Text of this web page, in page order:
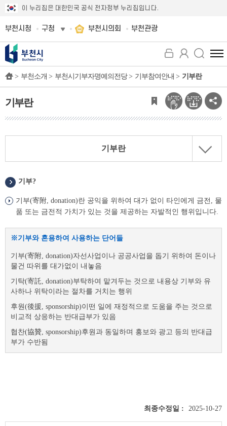
이 누리집은 대한민국 공식 전자정부 누리집입니다.
부천시청 구청 부천시의회 부천관광
전
체
뉴
보
기
> 부천소개 > 부천시기부자명예의전당 > 기부참여안내 > 기부란
기부란
기부란
기부?
기부(寄附, donation)란 공익을 위하여 대가 없이 타인에게 금전, 물
품 또는 금전적 가치가 있는 것을 제공하는 자발적인 행위입니다.
※기부와 혼용하여 사용하는 단어들
기부(寄附, donation)자선사업이나 공공사업을 돕기 위하여 돈이나
물건 따위를 대가없이 내놓음
기탁(寄託, donation)부탁하여 맡겨두는 것으로 내용상 기부와 유
사하나 위탁이라는 절차를 거치는 행위
후원(後援, sponsorship)이떤 일에 재정적으로 도움을 주는 것으로
비교적 상응하는 반대급부가 있음
협찬(協贊, sponsorship)후원과 동일하며 홍보와 광고 등의 반대급
부가 수반됨
최종수정일 : 2025-10-27